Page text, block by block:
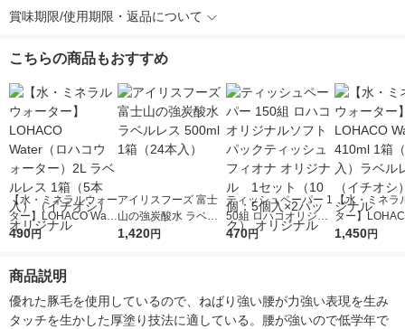
賞味期限/使用期限・返品について
こちらの商品もおすすめ
【水・ミネラルウォー
ター】LOHACO Wate
r（ロハコウォータ
シ） オリジナル
490円
アイリスフーズ 富士
山の強炭酸水 ラベル
レス 500ml 1箱（24
1,420円
ティッシュペーパー 1
50組 ロハコオリジナ
ルソフトパックティッ
オリジナル
470円
【水・ミネラ
ター】
r 410ml 1箱（
1,450円
商品説明
優れた豚毛を使用しているので、ねばり強い腰が力強い表現を生み
タッチを生かした厚塗り技法に適している。腰が強いので低学年で